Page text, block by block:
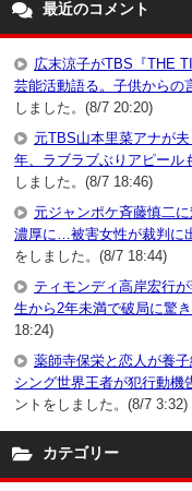
最近のコメント
広末涼子がTBS『THE
芸能活動語る。子供からの
しました。(8/7 20:20)
元TBS山本里菜アナが
年、ラブラブぶりアピール
しました。(8/7 18:46)
元ジャンポケ斉藤慎二
濃厚に…被害女性が裁判に
をしました。(8/7 18:44)
ティモンディ高岸宏行
生から2年未満で破局に驚
18:24)
薬師寺保栄と恋人が養
シング世界王者が犯行動機
ントをしました。(8/7 3:32)
カテゴリー